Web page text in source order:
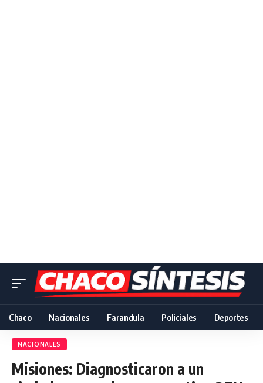
Chaco Nacionales Farandula Policiales Deportes
NACIONALES
Misiones: Diagnosticaron a un